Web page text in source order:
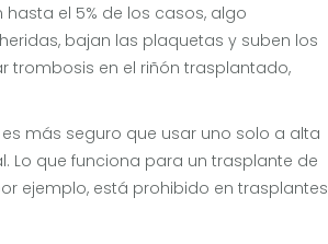
el 5% de los casos, algo
bajan las plaquetas y suben los
trombosis en el riñón trasplantado,
más seguro que usar uno solo a alta
Lo que funciona para un trasplante de
ejemplo, está prohibido en trasplantes